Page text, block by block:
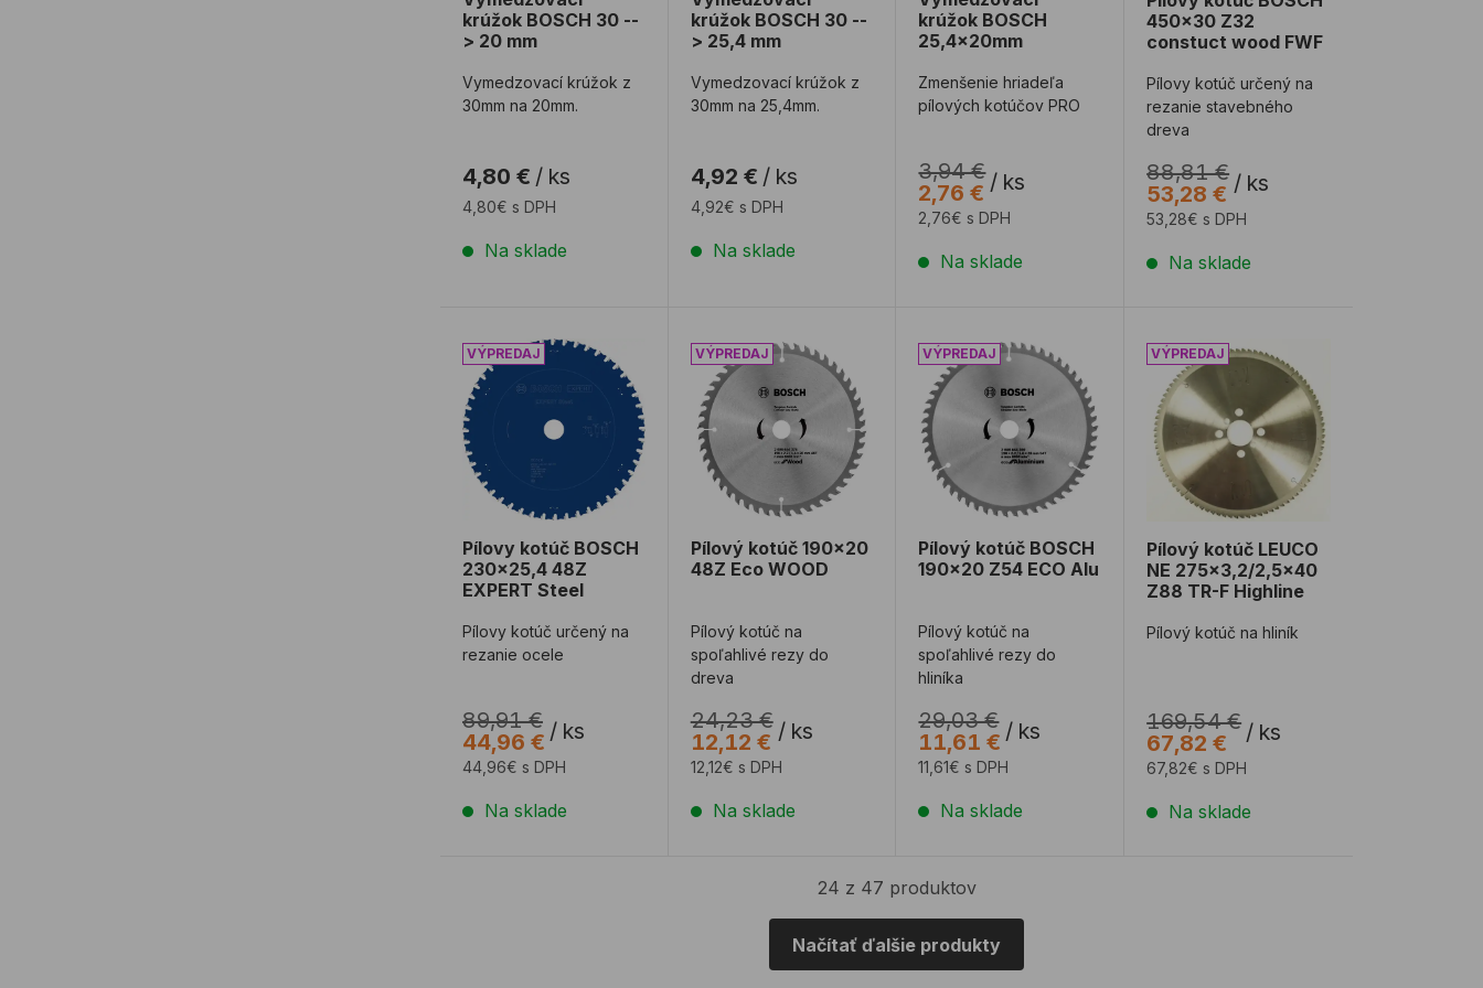
krúžok BOSCH 30 --
> 20 mm
Vymedzovací krúžok z
30mm na 20mm.
4,80 € / ks
4,80€ s DPH
Na sklade
krúžok BOSCH 30 --
> 25,4 mm
Vymedzovací krúžok z
30mm na 25,4mm.
4,92 € / ks
4,92€ s DPH
Na sklade
krúžok BOSCH
25,4x20mm
Zmenšenie hriadeľa
pílových kotúčov PRO
3,94 €
2,76 € / ks
2,76€ s DPH
Na sklade
450x30 Z32
constuct wood FWF
Pílovy kotúč určený na
rezanie stavebného
dreva
88,81 €
53,28 € / ks
53,28€ s DPH
Na sklade
Pílovy kotúč BOSCH 230x25,4 48Z EXPERT Steel
Pílovy kotúč BOSCH
230x25,4 48Z
EXPERT Steel
Pílovy kotúč určený na
rezanie ocele
89,91 €
44,96 € / ks
44,96€ s DPH
Na sklade
Pílový kotúč 190x20 48Z Eco WOOD
Pílový kotúč 190x20
48Z Eco WOOD
Pílový kotúč na
spoľahlivé rezy do
dreva
24,23 €
12,12 € / ks
12,12€ s DPH
Na sklade
Pílový kotúč BOSCH 190x20 Z54 ECO Alu
Pílový kotúč BOSCH
190x20 Z54 ECO Alu
Pílový kotúč na
spoľahlivé rezy do
hliníka
29,03 €
11,61 € / ks
11,61€ s DPH
Na sklade
Pílový kotúč LEUCO NE 275x3,2/
Pílový kotúč LEUCO
NE 275x3,2/2,5x40
Z88 TR-F Highline
Pílový kotúč na hliník
169,54 €
67,82 €
/ ks
67,82€ s DPH
Na sklade
24 z 47 produktov
Načítať ďalšie produkty